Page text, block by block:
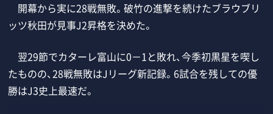
開幕から実に28戦無敗。破竹の進撃を続けたブラウブリ
ッツ秋田が見事J2昇格を決めた。
翌29節でカターレ富山に0－1と敗れ、今季初黒星を喫し
たものの、28戦無敗はJリーグ新記録。6試合を残しての優
勝はJ3史上最速だ。